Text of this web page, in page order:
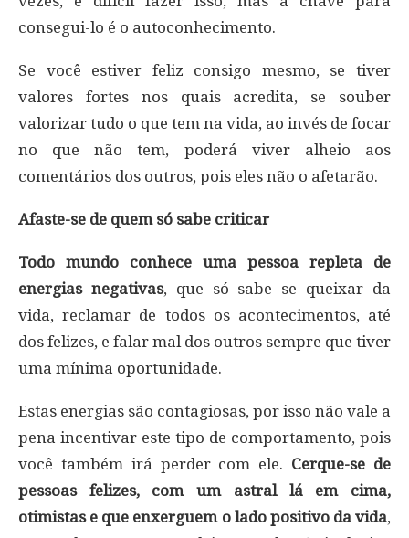
consegui-lo é o autoconhecimento.
Se você estiver feliz consigo mesmo, se tiver
valores fortes nos quais acredita, se souber
valorizar tudo o que tem na vida, ao invés de focar
no que não tem, poderá viver alheio aos
comentários dos outros, pois eles não o afetarão.
Afaste-se de quem só sabe criticar
Todo mundo conhece uma pessoa repleta de
energias negativas, que só sabe se queixar da
vida, reclamar de todos os acontecimentos, até
dos felizes, e falar mal dos outros sempre que tiver
uma mínima oportunidade.
Estas energias são contagiosas, por isso não vale a
pena incentivar este tipo de comportamento, pois
você também irá perder com ele. Cerque-se de
pessoas felizes, com um astral lá em cima,
otimistas e que enxerguem o lado positivo da vida,